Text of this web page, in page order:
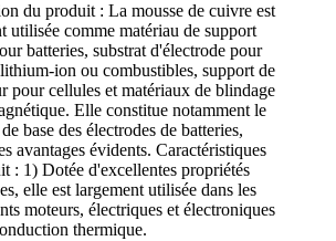
du produit : La mousse de cuivre est
utilisée comme matériau de support
batteries, substrat d'électrode pour
ion ou combustibles, support de
pour cellules et matériaux de blindage
Elle constitue notamment le
base des électrodes de batteries,
avantages évidents. Caractéristiques
: 1) Dotée d'excellentes propriétés
elle est largement utilisée dans les
moteurs, électriques et électroniques
thermique.